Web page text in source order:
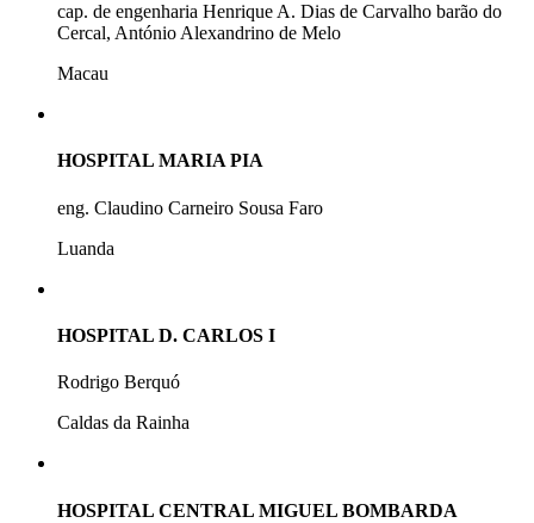
cap. de engenharia Henrique A. Dias de Carvalho barão do
Cercal, António Alexandrino de Melo
Macau
HOSPITAL MARIA PIA
eng. Claudino Carneiro Sousa Faro
Luanda
HOSPITAL D. CARLOS I
Rodrigo Berquó
Caldas da Rainha
HOSPITAL CENTRAL MIGUEL BOMBARDA